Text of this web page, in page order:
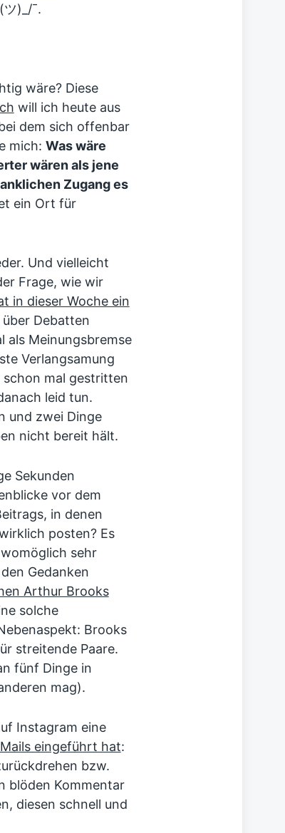
)_/¯.
wäre? Diese
will ich heute aus
dem sich offenbar
mich: Was wäre
wären als jene
Zugang es
ein Ort für
Und vielleicht
Frage, wie wir
in dieser Woche ein
Debatten
als Meinungsbremse
Verlangsamung
mal gestritten
leid tun.
und zwei Dinge
nicht bereit hält.
Sekunden
vor dem
in denen
posten? Es
sehr
Gedanken
Arthur Brooks
solche
Brooks
streitende Paare.
fünf Dinge in
mag).
Instagram eine
eingeführt hat:
bzw.
blöden Kommentar
diesen schnell und